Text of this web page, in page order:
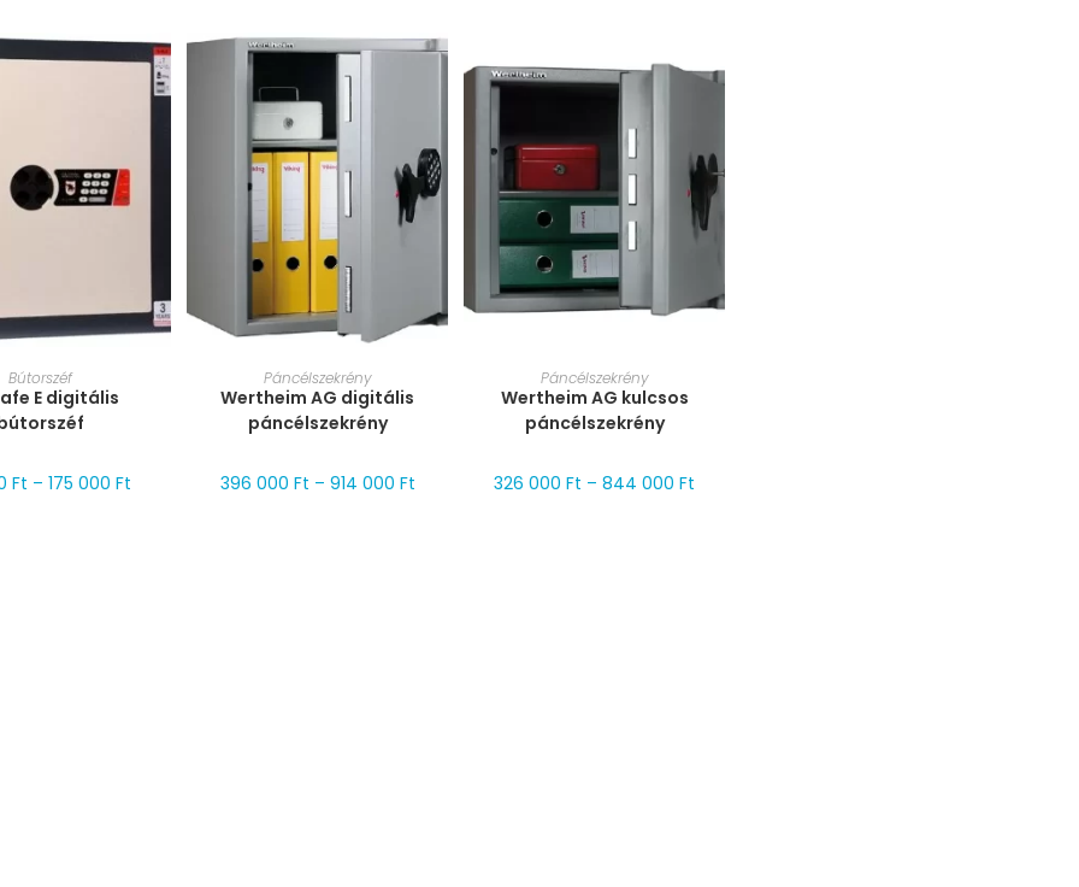
VÁLASZTÁSA
Bútorszéf
E digitális
Ft –175 000Ft
MÉRET VÁLASZTÁSA
Páncélszekrény
Wertheim AG digitális
páncélszekrény
396 000 Ft – 914 000 Ft
MÉRET VÁLASZTÁSA
Páncélszekrény
Wertheim AG kulcsos
páncélszekrény
326 000Ft –844 000Ft